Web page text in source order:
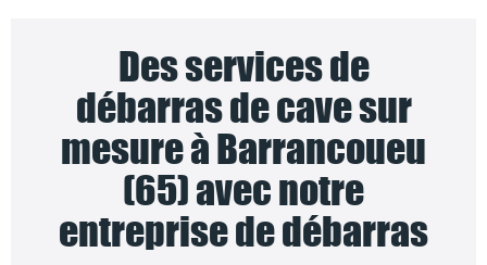
Des services de
débarras de cave sur
mesure à Barrancoueu
(65) avec notre
entreprise de débarras